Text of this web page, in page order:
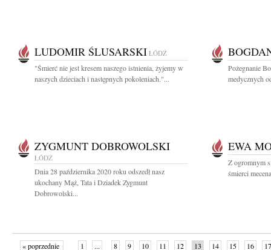
LUDOMIR ŚLUSARSKI ŁÓDŹ
"Śmierć nie jest kresem naszego istnienia, żyjemy w
naszych dzieciach i następnych pokoleniach."...
Pożegnanie
medycznych
ZYGMUNT DOBROWOLSKI
ŁÓDŹ
Dnia 28 października 2020 roku odszedł nasz
ukochany Mąż, Tata i Dziadek Zygmunt
Dobrowolski...
EWA
Z ogromnym
śmierci
« poprzednie 1 ... 8 9 10 11 12 13 14 15 16 17